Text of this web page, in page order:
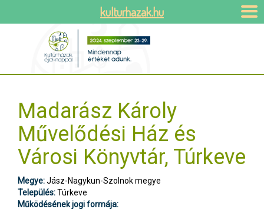
Madarász Károly
Művelődési Ház és
Városi Könyvtár, Túrkeve
Megye:Jász-Nagykun-Szolnok megye
Település:Túrkeve
Működésének jogi formája:
kulturhazak.hu